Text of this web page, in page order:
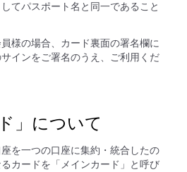
てパスポート名と同一であること
様の場合、カード裏面の署名欄に
インをご署名のうえ、ご利用くだ
」について
を一つの口座に集約・統合したの
カードを「メインカード」と呼び